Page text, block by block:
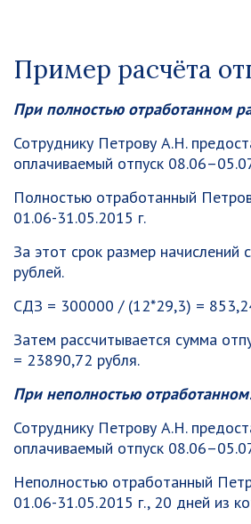
Пример расчёта
При полностью отработанном
Сотруднику Петрову А.Н.
оплачиваемый отпуск
Полностью отработанный
01.06-31.05.2015 г.
За этот срок размер начислений
рублей.
СДЗ = 300000 / (12*29,3) =
Затем рассчитывается сумма
= 23890,72 рубля.
При неполностью
Сотруднику Петрову А.Н.
оплачиваемый отпуск
Неполностью отработанный
01.06-31.05.2015 г., 20 дней из